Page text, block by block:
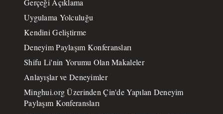
Gerçeği Açıklama
Uygulama Yolculuğu
Kendini Geliştirme
Deneyim Paylaşım Konferansları
Shifu Li'nin Yorumu Olan Makaleler
Anlayışlar ve Deneyimler
Minghui.org Üzerinden Çin'de Yapılan Deneyim
Paylaşım Konferansları